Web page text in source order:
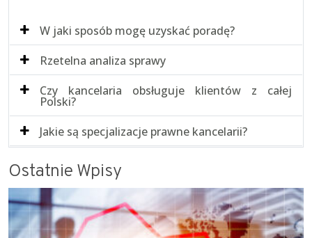
W jaki sposób mogę uzyskać poradę?
Rzetelna analiza sprawy
Czy kancelaria obsługuje klientów z całej
Polski?
Jakie są specjalizacje prawne kancelarii?
Ostatnie Wpisy